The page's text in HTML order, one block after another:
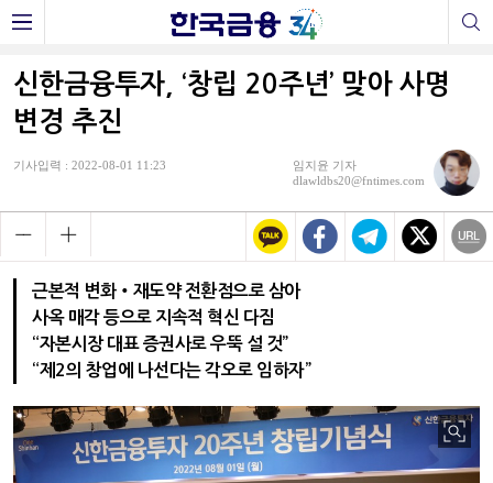
신한금융투자, ‘창립 20주년’ 맞아 사명
변경 추진
기사입력 : 2022-08-01 11:23
임지윤 기자
dlawldbs20@fntimes.com
근본적 변화‧재도약 전환점으로 삼아
사옥 매각 등으로 지속적 혁신 다짐
“자본시장 대표 증권사로 우뚝 설 것”
“제2의 창업에 나선다는 각오로 임하자”